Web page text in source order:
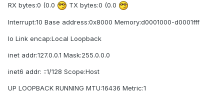
RX bytes:0 (0.0 TX bytes:0 (0.0
Interrupt:10 Base address:0x8000 Memory:d0001000-d0001fff
lo Link encap:Local Loopback
inet addr:127.0.0.1 Mask:255.0.0.0
inet6 addr: ::1/128 Scope:Host
UP LOOPBACK RUNNING MTU:16436 Metric:1